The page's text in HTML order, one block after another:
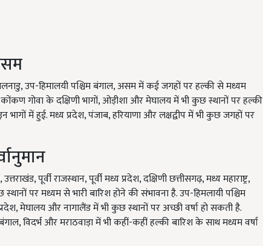
उप-हिमालयी पश्चिम बंगाल, असम में कई जगहों पर हल्की से मध्यम
कोंकण गोवा के दक्षिणी भागों, ओड़ीशा और मेघालय में भी कुछ स्थानों पर हल्की
भागों में हुई. मध्य प्रदेश, पंजाब, हरियाणा और लक्षद्वीप में भी कुछ जगहों पर
पूर्वी राजस्थान, पूर्वी मध्य प्रदेश, दक्षिणी छत्तीसगढ़, मध्य महाराष्ट्र,
पर मध्यम से भारी बारिश होने की संभावना है. उप-हिमलायी पश्चिम
मेघालय और नागालैंड में भी कुछ स्थानों पर अच्छी वर्षा हो सकती है.
बंगाल, विदर्भ और मराठवाड़ा में भी कहीं-कहीं हल्की बारिश के साथ मध्यम वर्षा